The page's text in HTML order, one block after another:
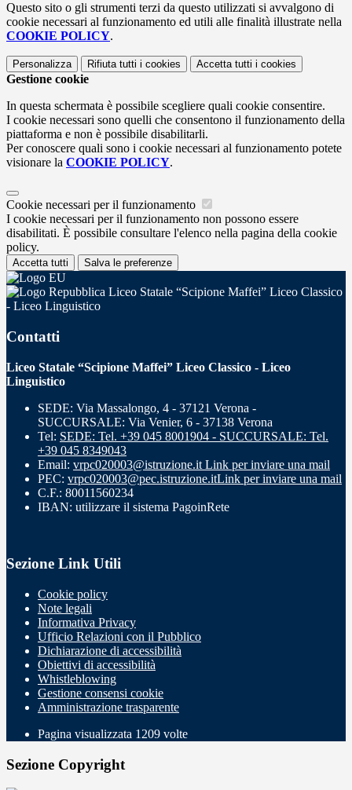
Questo sito o gli strumenti terzi da questo utilizzati si avvalgono di
cookie necessari al funzionamento ed utili alle finalità illustrate nella
COOKIE POLICY.
Personalizza Rifiuta tutti i cookies Accetta tutti i cookies
Gestione cookie
In questa schermata è possibile scegliere quali cookie consentire.
I cookie necessari sono quelli che consentono il funzionamento della
piattaforma e non è possibile disabilitarli.
Per conoscere quali sono i cookie necessari al funzionamento potete
visionare la COOKIE POLICY.
Cookie necessari per il funzionamento
I cookie necessari per il funzionamento non possono essere
disabilitati. È possibile consultare l'elenco nella pagina della cookie
policy.
Accetta tutti Salva le preferenze
Liceo Statale “Scipione Maffei” Liceo Classico
- Liceo Linguistico
Contatti
Liceo Statale “Scipione Maffei” Liceo Classico - Liceo
Linguistico
SEDE: Via Massalongo, 4 - 37121 Verona -
SUCCURSALE: Via Venier, 6 - 37138 Verona
Tel: SEDE: Tel. +39 045 8001904 - SUCCURSALE: Tel.
+39 045 8349043
Email: vrpc020003@istruzione.it Link per inviare una mail
PEC: vrpc020003@pec.istruzione.itLink per inviare una mail
C.F.: 80011560234
IBAN: utilizzare il sistema PagoinRete
Sezione Link Utili
Cookie policy
Note legali
Informativa Privacy
Ufficio Relazioni con il Pubblico
Dichiarazione di accessibilità
Obiettivi di accessibilità
Whistleblowing
Gestione consensi cookie
Amministrazione trasparente
Pagina visualizzata 1209 volte
Sezione Copyright